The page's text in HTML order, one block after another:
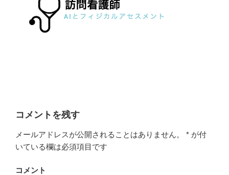
コメントを残す
メールアドレスが公開されることはありません。 * が付
いている欄は必須項目です
コメント